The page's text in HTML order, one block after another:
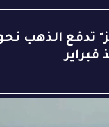
تدفع الذهب
فبراير